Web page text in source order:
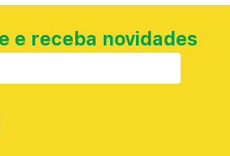
e receba novidades